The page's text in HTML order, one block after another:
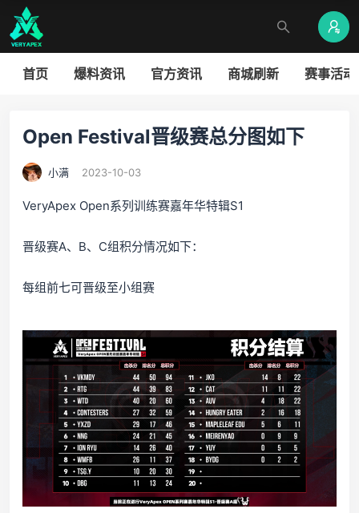
首页 爆料资讯 官方资讯 商城刷新 赛事活动
Open Festival晋级赛总分图如下
小满 2023-10-03
VeryApex Open系列训练赛嘉年华特辑S1
晋级赛A、B、C组积分情况如下：
每组前七可晋级至小组赛